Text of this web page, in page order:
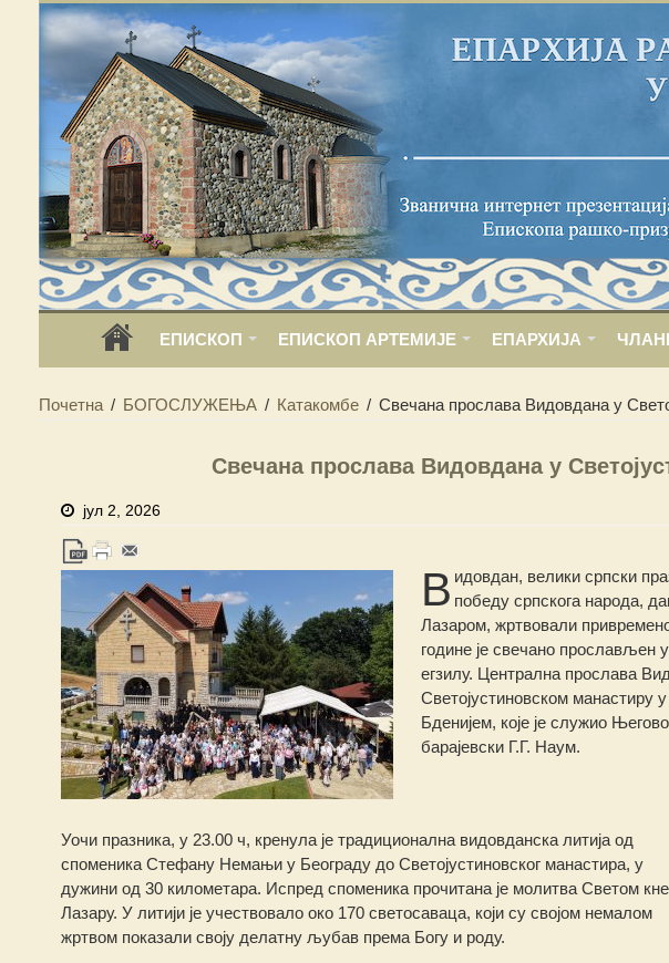
ЕПИСКОП ЕПИСКОП АРТЕМИЈЕ ЕПАРХИЈА
Почетна / БОГОСЛУЖЕЊА / Катакомбе / Свечана прослава Видовдана у
Свечана прослава Видовдана у
јул 2, 2026
В идовдан, велики српски
победу српскога народа,
Лазаром, жртвовали
године је свечано прослављен
егзилу. Централна прослава
Светојустиновском манастиру
Бденијем, које је служио
барајевски Г.Г. Наум.
Уочи празника, у 23.00 ч, кренула је традиционална видовданска литија од
споменика Стефану Немањи у Београду до Светојустиновског манастира, у
дужини од 30 километара. Испред споменика прочитана је молитва Светом
Лазару. У литији је учествовало око 170 светосаваца, који су својом немалом
жртвом показали своју делатну љубав према Богу и роду.